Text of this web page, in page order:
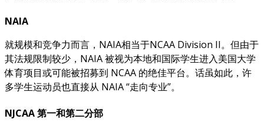
NAIA
就规模和竞争力而言，NAIA相当于NCAA Division II。但由于
其法规限制较少，NAIA 被视为本地和国际学生进入美国大学
体育项目或可能被招募到 NCAA 的绝佳平台。话虽如此，许
多学生运动员也直接从 NAIA “走向专业”。
NJCAA 第一和第二分部